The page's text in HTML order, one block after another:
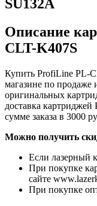
SU132A
Описание
CLT-K407S
Купить ProfiLine PL-
магазине по продаже
оригинальных
доставка
сумме заказа в 3000
Можно получить
Если лазерный
При покупке
сайте
При покупке